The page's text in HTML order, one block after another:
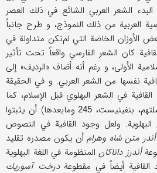
الشعر العربي الشائع في ذلك العصر
العربية من ذلك النموذج، و طرح جانباً
الأوزان الخاصة التي لم‌تكن متداولة في
كان الشعر الفارسي واقعاً تحت تأثير
الأولى، و رغم أنه أضاف «الرديف» إلى
نفسها من الشعر العربي. و في الحقيقة
في الشعر البهلوي قبل الإسلام، كما
بنفينيست، 245 وما‌بعدها) أن يثبتوا
البهلوية. ولعل وجود القافية في النصوص
أندر متن شاه وهرامأن يكون مصدره تقليد
أندرز داناكانالمنظومة في اللغة البهلوية
أيضاً في مقطوعةدرخت آسوريك